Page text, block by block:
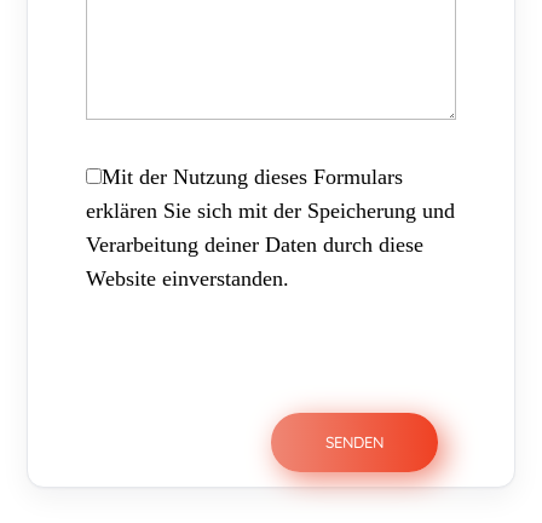
Mit der Nutzung dieses Formulars
erklären Sie sich mit der Speicherung und
Verarbeitung deiner Daten durch diese
Website einverstanden.